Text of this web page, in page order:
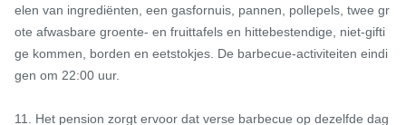
elen van ingrediënten, een gasfornuis, pannen, pollepels, twee gr
ote afwasbare groente- en fruittafels en hittebestendige, niet-gifti
ge kommen, borden en eetstokjes. De barbecue-activiteiten eindi
gen om 22:00 uur.
11. Het pension zorgt ervoor dat verse barbecue op dezelfde dag